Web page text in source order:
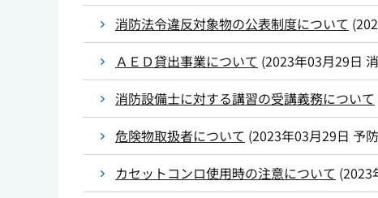
消防法令違反対象物の公表制度について (
ＡＥＤ貸出事業について (2023年03月29日
消防設備士に対する講習の受講義務について
危険物取扱者について (2023年03月29日 予
カセットコンロ使用時の注意について (2023